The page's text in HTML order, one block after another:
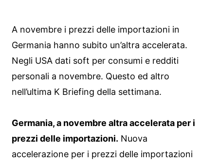
A novembre i prezzi delle importazioni in
Germania hanno subito un’altra accelerata.
Negli USA dati soft per consumi e redditi
personali a novembre. Questo ed altro
nell’ultima K Briefing della settimana.
Germania, a novembre altra accelerata per i
prezzi delle importazioni. Nuova
accelerazione per i prezzi delle importazioni